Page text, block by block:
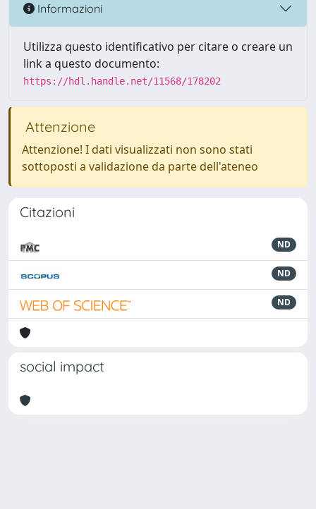
Informazioni
Utilizza questo identificativo per citare o creare un
link a questo documento:
https://hdl.handle.net/11568/178202
Attenzione
Attenzione! I dati visualizzati non sono stati
sottoposti a validazione da parte dell'ateneo
Citazioni
ND
ND
ND
social impact